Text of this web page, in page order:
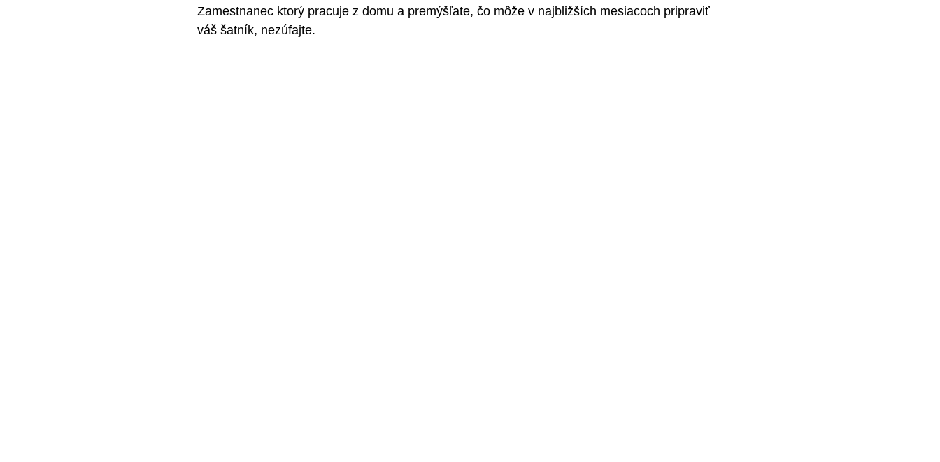
Zamestnanec ktorý pracuje z domu a premýšľate, čo môže v najbližších mesiacoch pripraviť
váš šatník, nezúfajte.